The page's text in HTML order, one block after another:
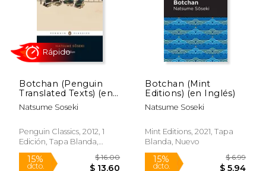
dcto. $ 14.15
Rápido
dcto.
Botchan (Penguin
Translated Texts) (en
Inglés)
Natsume Soseki
Penguin Classics, 2012, 1
Edición, Tapa Blanda,
Nuevo
Botchan (Mint
Editions) (en Inglés)
Natsume Soseki
Mint Editions, 2021, Tapa
Blanda, Nuevo